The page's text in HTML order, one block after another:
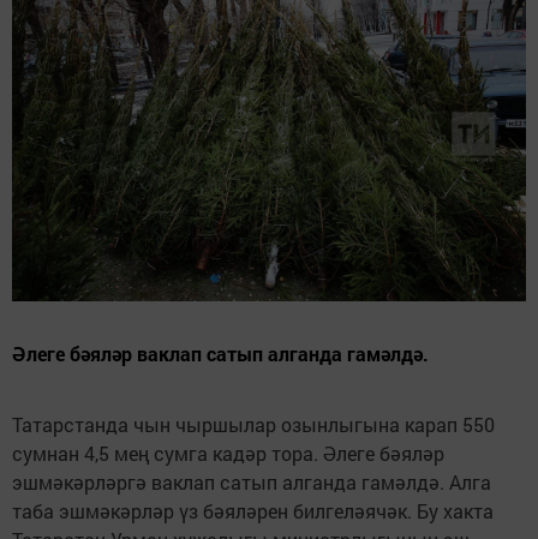
Әлеге бәяләр ваклап сатып алганда гамәлдә.
Татарстанда чын чыршылар озынлыгына карап 550
сумнан 4,5 мең сумга кадәр тора. Әлеге бәяләр
эшмәкәрләргә ваклап сатып алганда гамәлдә. Алга
таба эшмәкәрләр үз бәяләрен билгеләячәк. Бу хакта